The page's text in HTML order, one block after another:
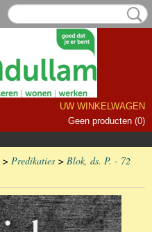
UW WINKELWAGEN
Geen producten (0)
> Predikaties > Blok, ds. P. - 72